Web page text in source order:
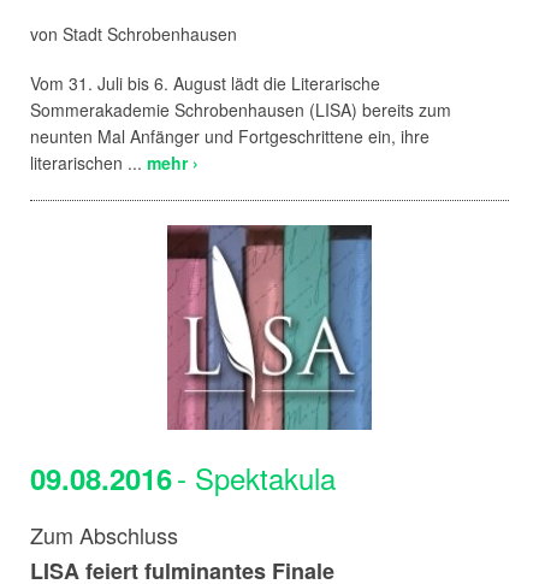
von Stadt Schrobenhausen
Vom 31. Juli bis 6. August lädt die Literarische
Sommerakademie Schrobenhausen (LISA) bereits zum
neunten Mal Anfänger und Fortgeschrittene ein, ihre
literarischen ... mehr ›
09.08.2016- Spektakula
Zum Abschluss
LISA feiert fulminantes Finale